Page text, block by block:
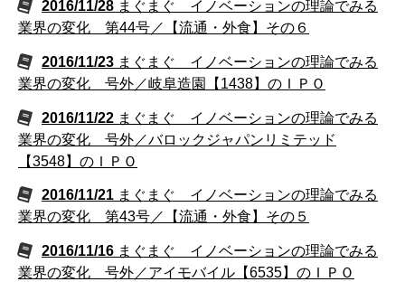
2016/11/28 まぐまぐ イノベーションの理論でみる
業界の変化 第44号／【流通・外食】その６
2016/11/23 まぐまぐ イノベーションの理論でみる
業界の変化 号外／岐阜造園【1438】のＩＰＯ
2016/11/22 まぐまぐ イノベーションの理論でみる
業界の変化 号外／バロックジャパンリミテッド
【3548】のＩＰＯ
2016/11/21 まぐまぐ イノベーションの理論でみる
業界の変化 第43号／【流通・外食】その５
2016/11/16 まぐまぐ イノベーションの理論でみる
業界の変化 号外／アイモバイル【6535】のＩＰＯ